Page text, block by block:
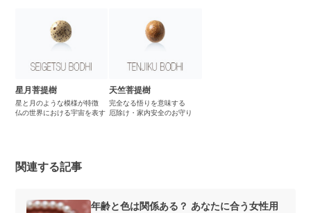
星月菩提樹
星と月のような模様が特徴
仏の世界における宇宙を表す
天竺菩提樹
完全なる悟りを意味する
厄除け・家内安全のお守り
関連する記事
年齢と色は関係ある？ あなたに合う女性用